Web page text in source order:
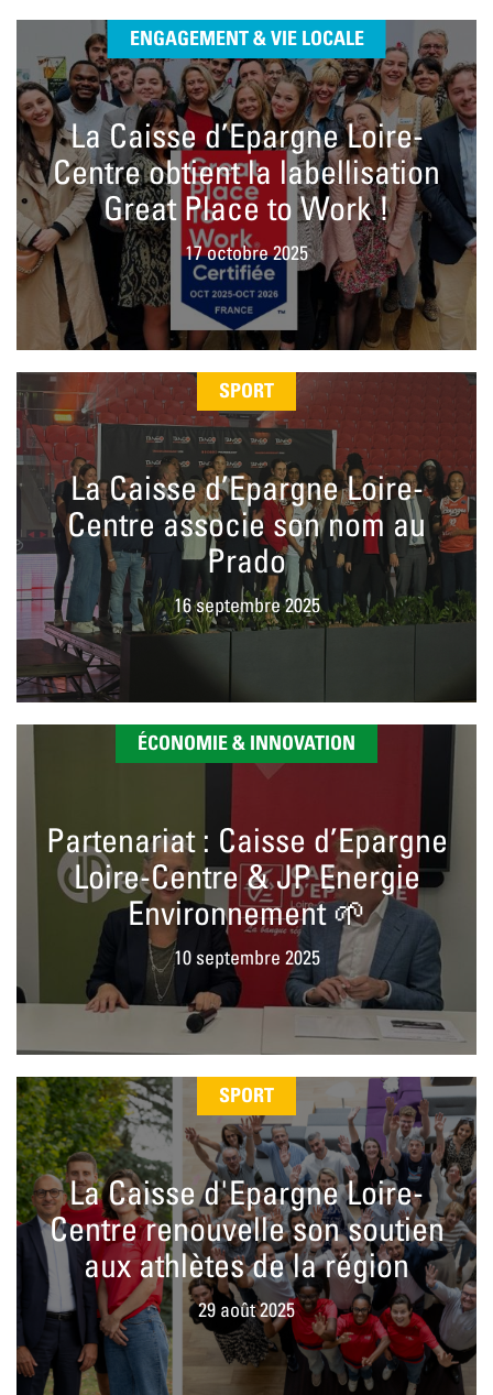
ENGAGEMENT & VIE LOCALE
La Caisse d’Epargne Loire-
Centre obtient la labellisation
Great Place to Work !
17 octobre 2025
SPORT
La Caisse d’Epargne Loire-
Centre associe son nom au
Prado
16 septembre 2025
ÉCONOMIE & INNOVATION
Partenariat : Caisse d’Epargne
Loire-Centre & JP Energie
Environnement 🌱
10 septembre 2025
SPORT
La Caisse d'Epargne Loire-
Centre renouvelle son soutien
aux athlètes de la région
29 août 2025